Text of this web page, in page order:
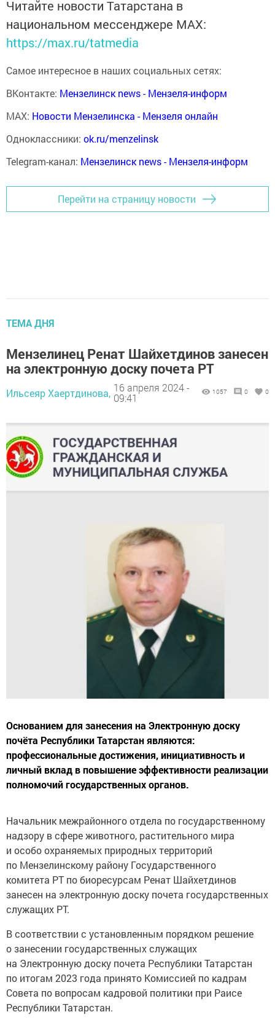
Читайте новости Татарстана в
национальном мессенджере MАХ:
https://max.ru/tatmedia
Самое интересное в наших социальных сетях:
ВКонтакте: Мензелинск news - Мензеля-информ
MAX: Новости Мензелинска - Мензеля онлайн
Одноклассники: ok.ru/menzelinsk
Telegram-канал: Мензелинск news - Мензеля-информ
Перейти на страницу новости
ТЕМА ДНЯ
Мензелинец Ренат Шайхетдинов занесен
на электронную доску почета РТ
Ильсеяр Хаертдинова, 16 апреля 2024 -
09:41
1057 0 0
Основанием для занесения на Электронную доску
почёта Республики Татарстан являются:
профессиональные достижения, инициативность и
личный вклад в повышение эффективности реализации
полномочий государственных органов.
Начальник межрайонного отдела по государственному
надзору в сфере животного, растительного мира
и особо охраняемых природных территорий
по Мензелинскому району Государственного
комитета РТ по биоресурсам Ренат Шайхетдинов
занесен на электронную доску почета государственных
служащих РТ.
В соответствии с установленным порядком решение
о занесении государственных служащих
на Электронную доску почета Республики Татарстан
по итогам 2023 года принято Комиссией по кадрам
Совета по вопросам кадровой политики при Раисе
Республики Татарстан.